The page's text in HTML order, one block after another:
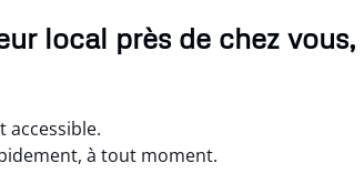
local près de chez vous,
accessible.
à tout moment.